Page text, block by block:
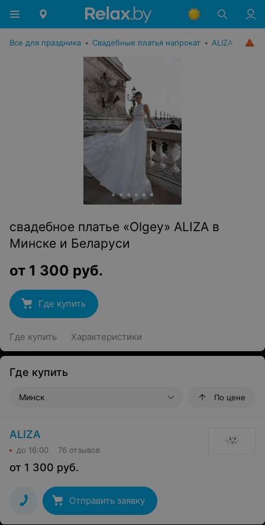
Все для праздника • Свадебные платья напрокат • ALIZA
свадебное платье «Olgey» ALIZA в
Минске и Беларуси
от 1 300 руб.
Где купить
Где купить Характеристики
Где купить
Минск По цене
ALIZA
до 16:00 76 отзывов
от 1 300 руб.
Отправить заявку